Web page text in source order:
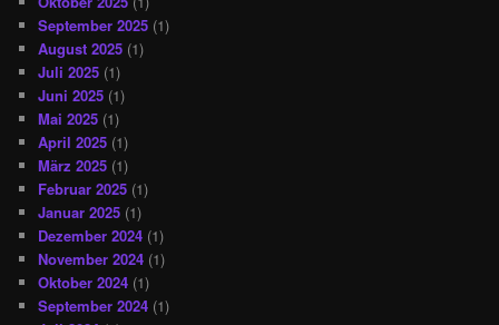
September 2025 (1)
August 2025 (1)
Juli 2025 (1)
Juni 2025 (1)
Mai 2025 (1)
April 2025 (1)
März 2025 (1)
Februar 2025 (1)
Januar 2025 (1)
Dezember 2024 (1)
November 2024 (1)
Oktober 2024 (1)
September 2024 (1)